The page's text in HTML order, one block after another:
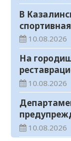
В
10.08.2026
На
10.08.2026
10.08.2026